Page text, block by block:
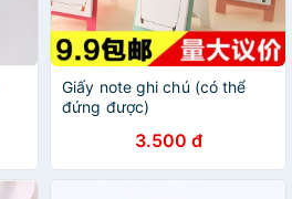
Giấy note ghi chú (có thể
đứng được)
3.500 đ